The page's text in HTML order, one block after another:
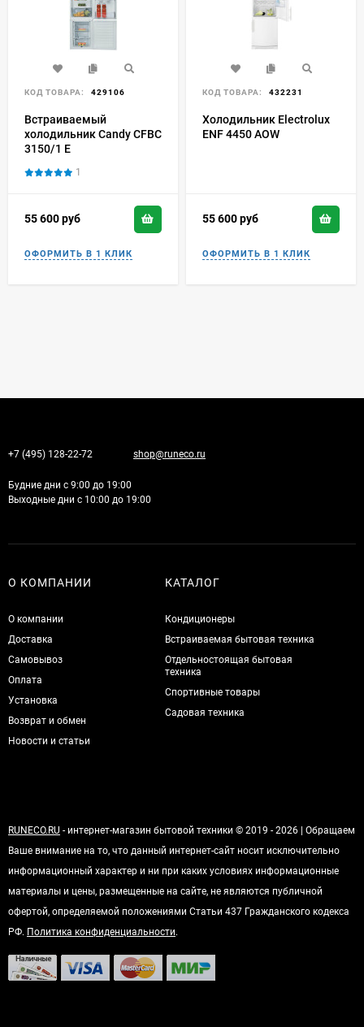
КОД ТОВАРА: 429106
Встраиваемый
холодильник Candy CFBC
3150/1 E
1
55 600руб
КОД ТОВАРА: 432231
Холодильник Electrolux
ENF 4450 AOW
55 600руб
+7 (495) 128-22-72 shop@runeco.ru
Будние дни с 9:00 до 19:00
Выходные дни с 10:00 до 19:00
О КОМПАНИИ
О компании
Доставка
Самовывоз
Оплата
Установка
Возврат и обмен
Новости и статьи
КАТАЛОГ
Кондиционеры
Встраиваемая бытовая техника
Отдельностоящая бытовая
техника
Спортивные товары
Садовая техника
RUNECO.RU - интернет-магазин бытовой техники © 2019 - 2026 | Обращаем
Ваше внимание на то, что данный интернет-сайт носит исключительно
информационный характер и ни при каких условиях информационные
материалы и цены, размещенные на сайте, не являются публичной
офертой, определяемой положениями Статьи 437 Гражданского кодекса
РФ. Политика конфиденциальности.